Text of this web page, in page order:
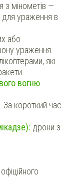
з мінометів —
для ураження в
або
ураження.
які
вогню
За короткий час
дрони з